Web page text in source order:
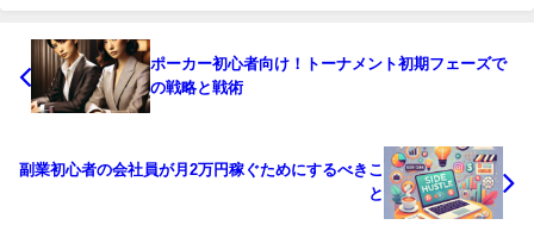
ポーカー初心者向け！トーナメント初期フェーズで
の戦略と戦術
副業初心者の会社員が月2万円稼ぐためにするべきこ
と